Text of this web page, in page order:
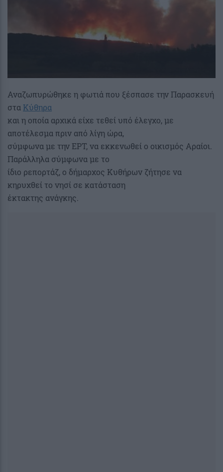
Αναζωπυρώθηκε η φωτιά που ξέσπασε την Παρασκευή
στα Κύθηρα
και η οποία αρχικά είχε τεθεί υπό έλεγχο, με
αποτέλεσμα πριν από λίγη ώρα,
σύμφωνα με την ΕΡΤ, να εκκενωθεί ο οικισμός Αραίοι.
Παράλληλα σύμφωνα με το
ίδιο ρεπορτάζ, ο δήμαρχος Κυθήρων ζήτησε να
κηρυχθεί το νησί σε κατάσταση
έκτακτης ανάγκης.